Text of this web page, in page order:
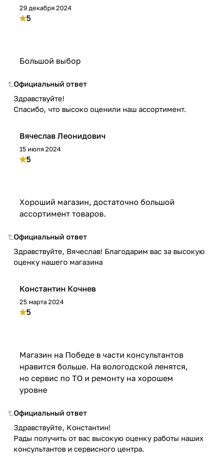
29 декабря 2024
5
Большой выбор
Официальный ответ
Здравствуйте!
Спасибо, что высоко оценили наш ассортимент.
Вячеслав Леонидович
15 июля 2024
5
Хороший магазин, достаточно большой
ассортимент товаров.
Официальный ответ
Здравствуйте, Вячеслав! Благодарим вас за высокую
оценку нашего магазина
Константин Кочнев
25 марта 2024
5
Магазин на Победе в части консультантов
нравится больше. На вологодской ленятся,
но сервис по ТО и ремонту на хорошем
уровне
Официальный ответ
Здравствуйте, Константин!
Рады получить от вас высокую оценку работы наших
консультантов и сервисного центра.